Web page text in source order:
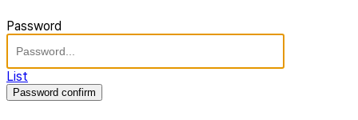
Password
List
Password confirm